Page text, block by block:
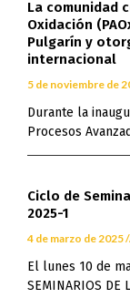
La comunidad
Oxidación
Pulgarín y
internacional
5 de noviembre de
Durante la
Procesos
Ciclo de
2025-1
4 de marzo de 2025
El lunes 10 de
SEMINARIOS DE